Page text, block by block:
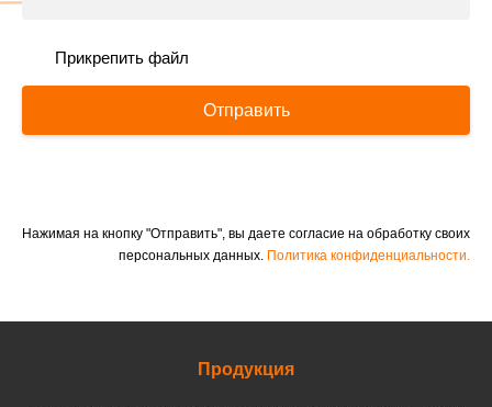
Прикрепить файл
Отправить
Нажимая на кнопку "Отправить", вы даете согласие на обработку своих
персональных данных. Политика конфиденциальности.
Продукция